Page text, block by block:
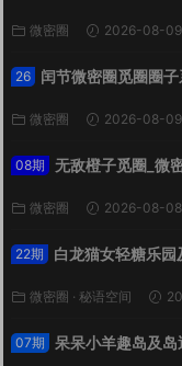
微密圈 2026-08-09
26 闰节微密圈觅圈圈
微密圈 2026-08-09
08期 无敌橙子觅圈_微
微密圈 2026-08-08
22期 白龙猫女轻糖乐
微密圈 · 秘语空间
07期 呆呆小羊趣岛及